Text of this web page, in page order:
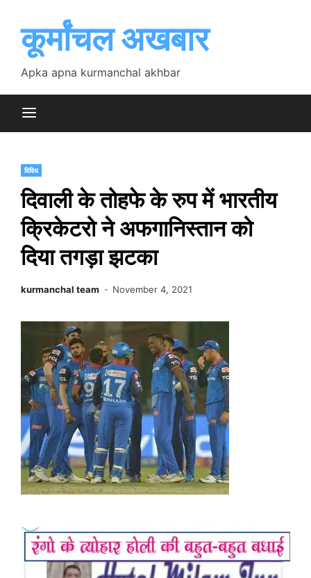
contentकूर्मांचल अखबार
Apka apna kurmanchal akhbar
विविध
दिवाली के तोहफे के रुप में भारतीय
क्रिकेटरो ने अफगानिस्तान को
दिया तगड़ा झटका
kurmanchal team November 4, 2021